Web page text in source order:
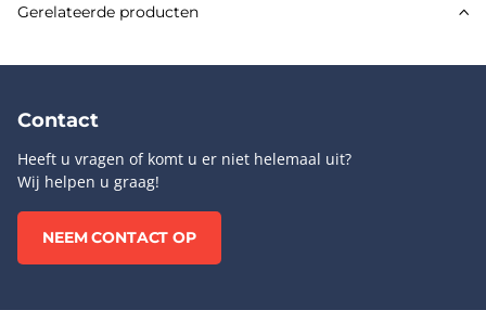
Gerelateerde producten
Contact
Heeft u vragen of komt u er niet helemaal uit?
Wij helpen u graag!
NEEM CONTACT OP